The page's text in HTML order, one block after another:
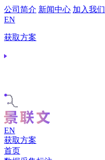
公司简介 新闻中心 加入我们
EN
获取方案
EN
获取方案
首页